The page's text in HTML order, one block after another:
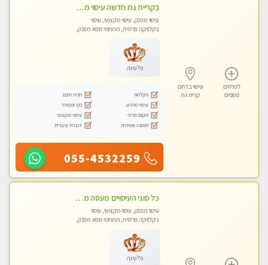
לפרטים
נוספים
עיסוי בדרום
קרית גת
בקריית גת חדשה עיסוי מדהים מרגיע ומפנק
עיסוי מפנק, עיסוי מקצועי, עיסוי
בקלניקה פרטית, מתחמי ספא מפנק,
פלטינה
מקלחת
חניה חינם
עיסוי מרגיע
נקי ומסודר
מקום פרטי
עיסוי מקצועי
תמונה אמיתית
דוברת עיברית
055-4532259
כל סוגי העיסויים מעסה מקצועית ואיכותית פרטי!!!בבאר שבע
עיסוי מפנק, עיסוי מקצועי, עיסוי
בקלניקה פרטית, מתחמי ספא מפנק,
פלטינה